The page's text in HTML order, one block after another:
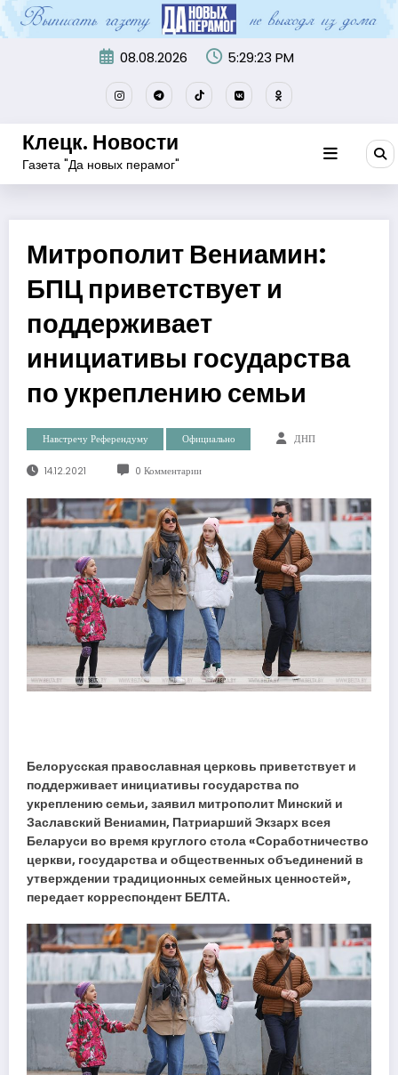
Перейти
к
содержимому
08.08.2026 5:29:24 PM
Клецк. Новости
Газета "Да новых перамог"
Митрополит Вениамин:
БПЦ приветствует и
поддерживает
инициативы государства
по укреплению семьи
Навстречу Референдуму Официально ДНП
14.12.2021 0 Комментарии
Белорусская православная церковь приветствует и
поддерживает инициативы государства по
укреплению семьи, заявил митрополит Минский и
Заславский Вениамин, Патриарший Экзарх всея
Беларуси во время круглого стола «Соработничество
церкви, государства и общественных объединений в
утверждении традиционных семейных ценностей»,
передает корреспондент БЕЛТА.